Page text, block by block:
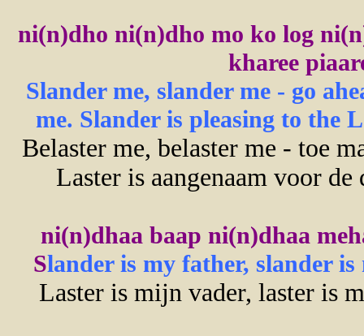
ni(n)dho ni(n)dho mo ko log
kharee
Slander me, slander me - go
me. Slander is pleasing to the
Belaster me, belaster me - toe
Laster is aangenaam voor de
ni(n)dhaa baap ni(n)dhaa
Slander is my father, slander is
Laster is mijn vader, laster is